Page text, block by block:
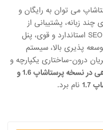
می توان به رایگان و
چند زبانه، پشتیبانی از
واحدهای پولی متنوع، سئو و ساختار SEO استاندارد و قوی، پنل
پذیری بالا، سیستم
درون-ساختاری یکپارچه و
بیش از 310 قابلیت تخصصی فروشگاهی در نسخه پرستاشاپ 1.6 و
نام برد.